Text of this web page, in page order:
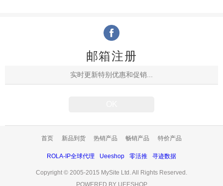
邮箱注册
首页 新品到货 热销产品 畅销产品 特价产品
ROLA-IP全球代理 Ueeshop 零活推 寻迹数据
Copyright © 2005-2015 MySite Ltd. All Rights Reserved.
POWERED BY UEESHOP